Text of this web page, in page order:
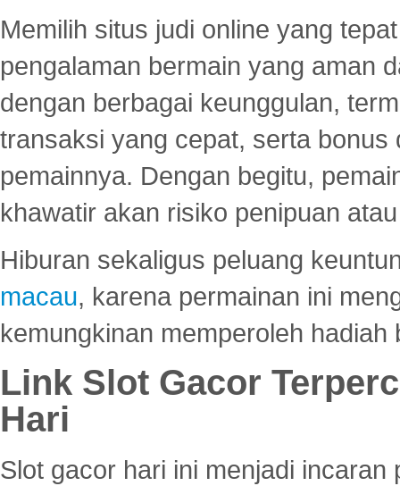
Memilih situs judi online yang
pengalaman bermain yang aman
dengan berbagai keunggulan,
transaksi yang cepat, serta
pemainnya. Dengan begitu,
khawatir akan risiko penipuan
Hiburan sekaligus peluang
macau, karena permainan ini
kemungkinan memperoleh hadiah
Link Slot Gacor
Hari
Slot gacor hari ini menjadi